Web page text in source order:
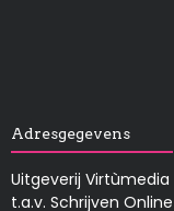
Adresgegevens
Uitgeverij Virtùmedia
t.a.v. Schrijven Online